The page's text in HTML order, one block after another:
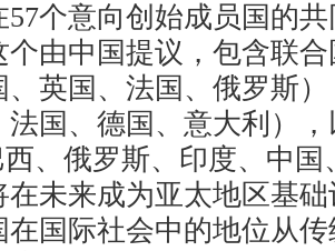
57个意向创始成员国的
个由中国提议，包含联
、英国、法国、俄罗斯
法国、德国、意大利）
西、俄罗斯、印度、中
在未来成为亚太地区基
在国际社会中的地位从